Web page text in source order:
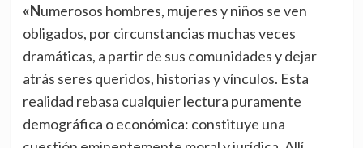
«Numerosos hombres, mujeres y niños se ven
obligados, por circunstancias muchas veces
dramáticas, a partir de sus comunidades y dejar
atrás seres queridos, historias y vínculos. Esta
realidad rebasa cualquier lectura puramente
demográfica o económica: constituye una